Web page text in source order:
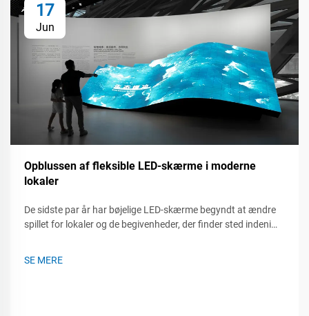
17
Jun
Opblussen af fleksible LED-skærme i moderne
lokaler
De sidste par år har bøjelige LED-skærme begyndt at ændre
spillet for lokaler og de begivenheder, der finder sted indeni
SE MERE